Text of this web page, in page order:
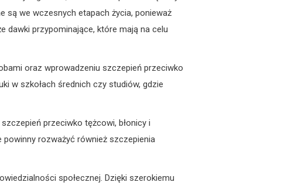
są we wczesnych etapach życia, ponieważ
dawki przypominające, które mają na celu
oraz wprowadzeniu szczepień przeciwko
w szkołach średnich czy studiów, gdzie
przeciwko tężcowi, błonicy i
rozważyć również szczepienia
społecznej. Dzięki szerokiemu